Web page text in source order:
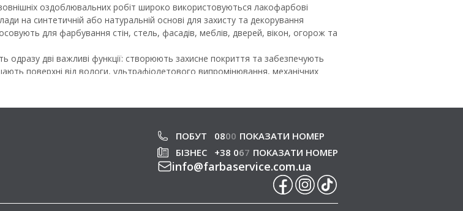
оздоблювальних робіт широко використовуються лакофарбові
на синтетичній або натуральній основі для захисту та декорування
для фарбування стін, стель, фасадів, меблів, дверей, вікон, огорож та
одразу дві важливі функції: створюють захисне покриття та забезпечують
поверхні від вологи, ультрафіолетового випромінювання, механічних
одночасно покращуючи зовнішній вигляд виробів і продовжуючи
широкий вибір лакофарбової продукції для побутового та професійного
зберігає свої технічні характеристики та експлуатаційні властивості.
матеріалів та покриттів
різні види фарб, лаків та спеціалізованих покриттів для внутрішніх і
ПОБУТ 0800 ПОКАЗАТИ НОМЕР
БІЗНЕС
+38 067 ПОКАЗАТИ НОМЕР
info@farbaservice.com.ua